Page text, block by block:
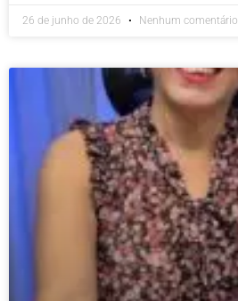
26 de junho de 2026 Nenhum comentário